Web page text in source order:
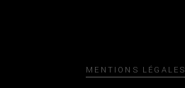
MENTIONS LÉGALES